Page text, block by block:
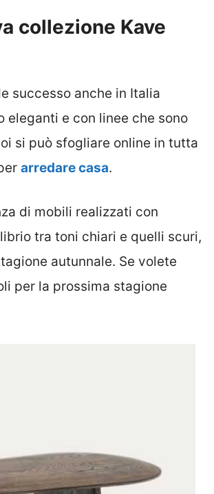
collezione Kave
successo anche in Italia
eleganti e con linee che sono
si può sfogliare online in tutta
arredare casa.
di mobili realizzati con
tra toni chiari e quelli scuri,
autunnale. Se volete
per la prossima stagione